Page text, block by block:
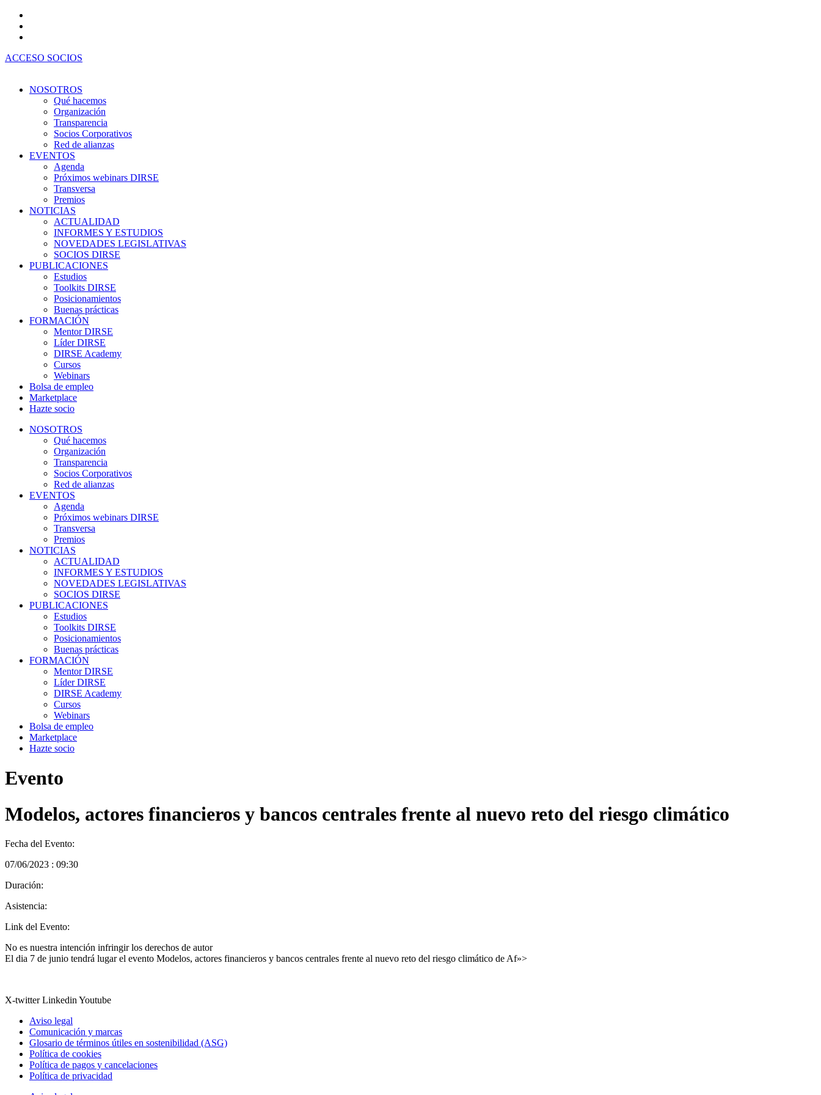
contenido
ACCESO SOCIOS
NOSOTROS
Qué hacemos
Organización
Transparencia
Socios Corporativos
Red de alianzas
EVENTOS
Agenda
Próximos webinars DIRSE
Transversa
Premios
NOTICIAS
ACTUALIDAD
INFORMES Y ESTUDIOS
NOVEDADES LEGISLATIVAS
SOCIOS DIRSE
PUBLICACIONES
Estudios
Toolkits DIRSE
Posicionamientos
Buenas prácticas
FORMACIÓN
Mentor DIRSE
Líder DIRSE
DIRSE Academy
Cursos
Webinars
Bolsa de empleo
Marketplace
Hazte socio
NOSOTROS
Qué hacemos
Organización
Transparencia
Socios Corporativos
Red de alianzas
EVENTOS
Agenda
Próximos webinars DIRSE
Transversa
Premios
NOTICIAS
ACTUALIDAD
INFORMES Y ESTUDIOS
NOVEDADES LEGISLATIVAS
SOCIOS DIRSE
PUBLICACIONES
Estudios
Toolkits DIRSE
Posicionamientos
Buenas prácticas
FORMACIÓN
Mentor DIRSE
Líder DIRSE
DIRSE Academy
Cursos
Webinars
Bolsa de empleo
Marketplace
Hazte socio
Evento
Modelos, actores financieros y bancos centrales frente al nuevo reto del riesgo climático
Fecha del Evento:
07/06/2023 : 09:30
Duración:
Asistencia:
Link del Evento:
No es nuestra intención infringir los derechos de autor
El dia 7 de junio tendrá lugar el evento Modelos, actores financieros y bancos centrales frente al nuevo reto del riesgo climático de Af»>
X-twitter Linkedin Youtube
Aviso legal
Comunicación y marcas
Glosario de términos útiles en sostenibilidad (ASG)
Política de cookies
Política de pagos y cancelaciones
Política de privacidad